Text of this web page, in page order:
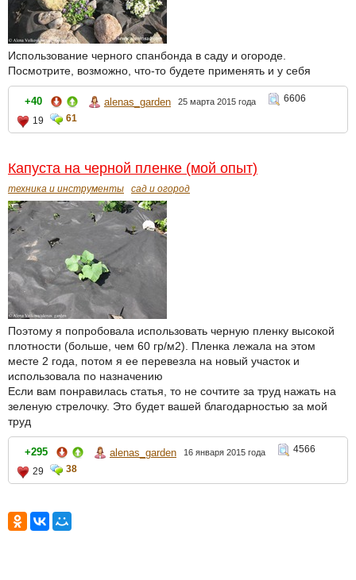
Использование черного спанбонда в саду и огороде.
Посмотрите, возможно, что-то будете применять и у себя
+40 alenas_garden 25 марта 2015 года
6606
19
61
Капуста на черной пленке (мой опыт)
техника и инструменты сад и огород
Поэтому я попробовала использовать черную пленку высокой
плотности (больше, чем 60 гр/м2). Пленка лежала на этом
месте 2 года, потом я ее перевезла на новый участок и
использовала по назначению
Если вам понравилась статья, то не сочтите за труд нажать на
зеленую стрелочку. Это будет вашей благодарностью за мой
труд
+295 alenas_garden 16 января 2015 года
4566
29
38